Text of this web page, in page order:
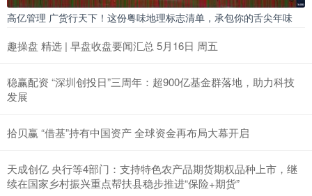
高亿管理 广货行天下！这份粤味地理标志清单，承包你的舌尖年味
趣操盘 精选 | 早盘收盘要闻汇总 5月16日 周五
稳赢配资 “深圳创投日”三周年：超900亿基金群落地，助力科技
发展
拾贝赢 “借基”持有中国资产 全球资金再布局大幕开启
天成创亿 央行等4部门：支持特色农产品期货期权品种上市，继
续在国家乡村振兴重点帮扶县稳步推进“保险+期货”